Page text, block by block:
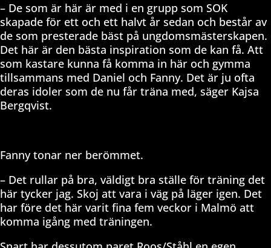
– De som är här är med i en grupp som SOK
skapade för ett och ett halvt år sedan och består av
de som presterade bäst på ungdomsmästerskapen.
Det här är den bästa inspiration som de kan få. Att
som kastare kunna få komma in här och gymma
tillsammans med Daniel och Fanny. Det är ju ofta
deras idoler som de nu får träna med, säger Kajsa
Bergqvist.
Fanny tonar ner berömmet.
– Det rullar på bra, väldigt bra ställe för träning det
här tycker jag. Skoj att vara i väg på läger igen. Det
har före det här varit fina fem veckor i Malmö att
komma igång med träningen.